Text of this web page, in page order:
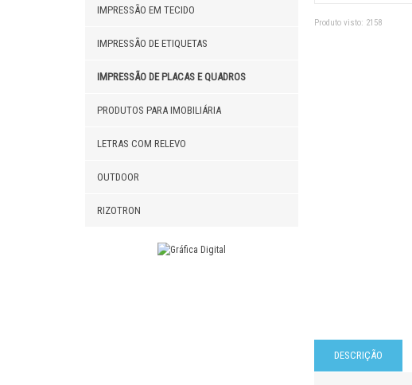
IMPRESSÃO EM TECIDO
IMPRESSÃO DE ETIQUETAS
IMPRESSÃO DE PLACAS E QUADROS
PRODUTOS PARA IMOBILIÁRIA
LETRAS COM RELEVO
OUTDOOR
RIZOTRON
Produto visto: 2158
DESCRIÇÃO